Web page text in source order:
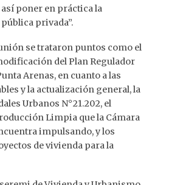
poner en práctica la
privada”.
se trataron puntos como el
del Plan Regulador
Arenas, en cuanto a las
y la actualización general, la
Urbanos N°21.202, el
Limpia que la Cámara
impulsando, y los
de vivienda para la